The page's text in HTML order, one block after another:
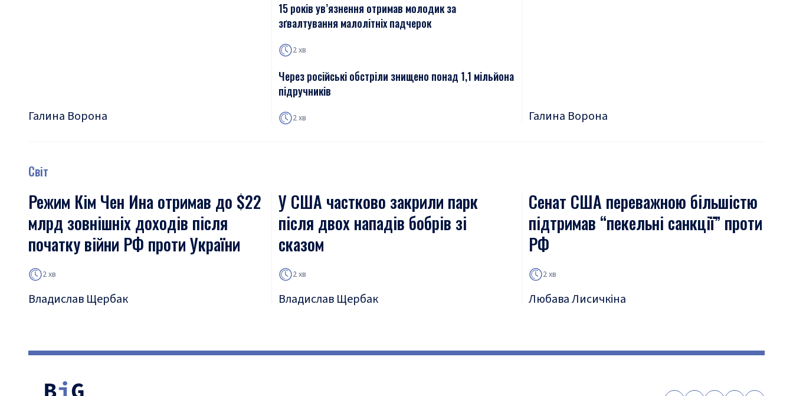
Галина Ворона
15 років ув’язнення отримав молодик за
зґвалтування малолітніх падчерок
2 хв
Через російські обстріли знищено понад 1,1 мільйона
підручників
2 хв Галина Ворона
Світ
Режим Кім Чен Ина отримав до $22
млрд зовнішніх доходів після
початку війни РФ проти України
2 хв
Владислав Щербак
У США частково закрили парк
після двох нападів бобрів зі
сказом
2 хв
Владислав Щербак
Сенат США переважною більшістю
підтримав “пекельні санкції” проти
РФ
2 хв
Любава Лисичкіна